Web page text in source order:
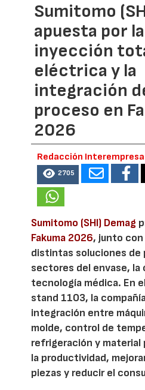
Sumitomo
apuesta por la
inyección
eléctrica y la
integración
proceso en
2026
Redacción
2705
Sumitomo (SHI) Demag
Fakuma 2026, junto
distintas soluciones de
sectores del envase, la
tecnología médica. En
stand 1103, la
integración entre
molde, control de
refrigeración y material
la productividad,
piezas y reducir el